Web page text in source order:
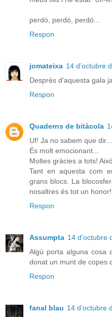
perdó, perdó, perdó...
Respon
jomateixa 14 d’octubre
Després d'aquesta gala
Respon
Quaderns de bitàcola
Uf! Ja no sabem que dir...
És molt emocionant...
Moltes gràcies a tots!
Tant en aquesta com
grans blocs. La
nosaltres és tot un honor!
Respon
Assumpta 14 d’octubre
Algú porta alguna cosa
donat un munt de copes
Respon
fanal blau 14 d’octubre